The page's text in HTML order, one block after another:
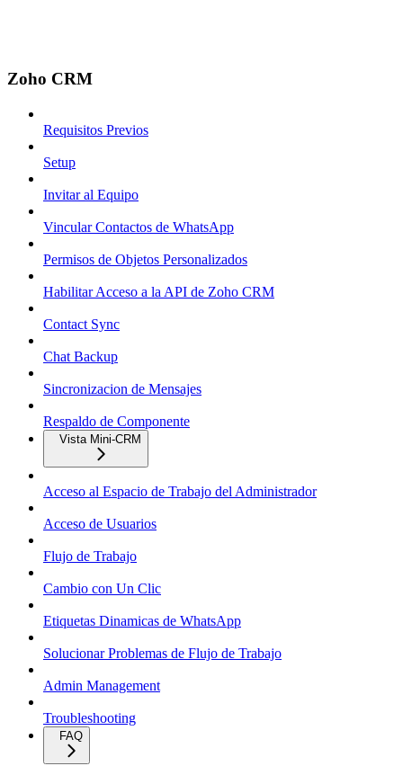
Zoho CRM
Requisitos Previos
Setup
Invitar al Equipo
Vincular Contactos de WhatsApp
Permisos de Objetos Personalizados
Habilitar Acceso a la API de Zoho CRM
Contact Sync
Chat Backup
Sincronizacion de Mensajes
Respaldo de Componente
Vista Mini-CRM
Acceso al Espacio de Trabajo del Administrador
Acceso de Usuarios
Flujo de Trabajo
Cambio con Un Clic
Etiquetas Dinamicas de WhatsApp
Solucionar Problemas de Flujo de Trabajo
Admin Management
Troubleshooting
FAQ